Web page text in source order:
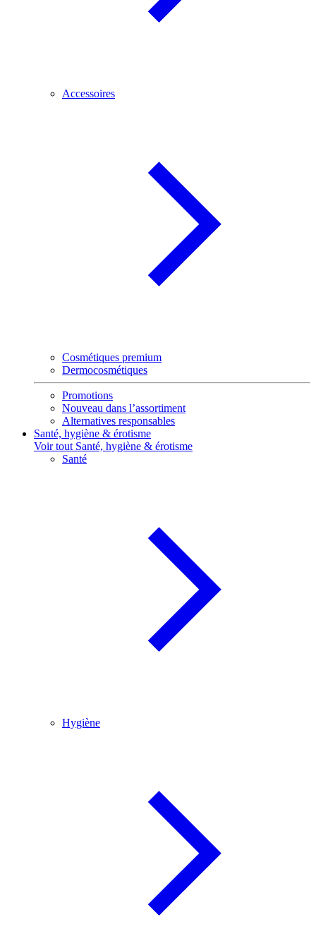
Accessoires
Cosmétiques premium
Dermocosmétiques
Promotions
Nouveau dans l’assortiment
Alternatives responsables
Santé, hygiène & érotisme
Voir tout Santé, hygiène & érotisme
Santé
Hygiène